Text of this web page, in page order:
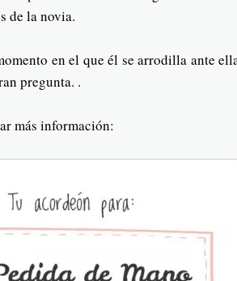
de la novia.
en el que él se arrodilla ante
pregunta. .
más información: